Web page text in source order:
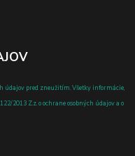
údajov pred zneužitím. Všetky informácie,
2013 Z.z. o ochrane osobných údajov a o